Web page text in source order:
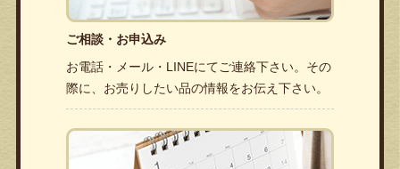
ご相談・お申込み
お電話・メール・LINEにてご連絡下さい。その
際に、お売りしたい品の情報をお伝え下さい。